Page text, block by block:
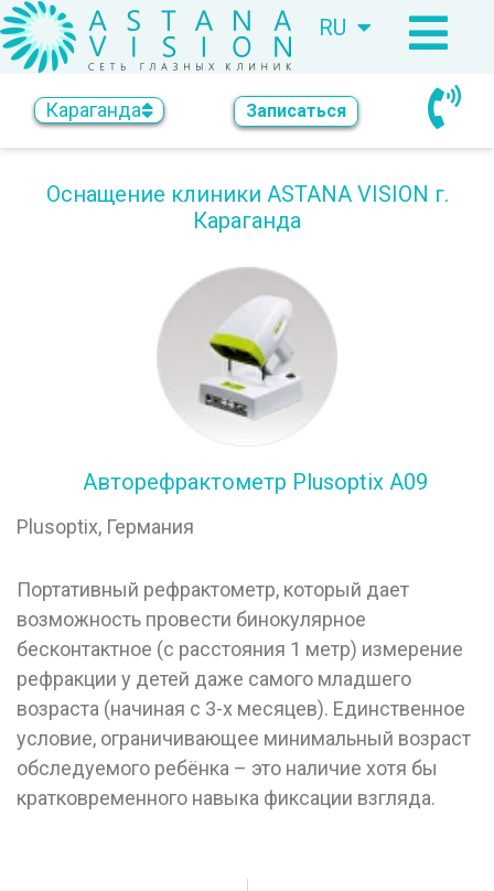
RU
KZ
Караганда Записаться
Оснащение клиники ASTANA VISION г.
Караганда
Авторефрактометр Plusoptix A09
Plusoptix, Германия
Портативный рефрактометр, который дает
возможность провести бинокулярное
бесконтактное (с расстояния 1 метр) измерение
рефракции у детей даже самого младшего
возраста (начиная с 3-х месяцев). Единственное
условие, ограничивающее минимальный возраст
обследуемого ребёнка – это наличие хотя бы
кратковременного навыка фиксации взгляда.